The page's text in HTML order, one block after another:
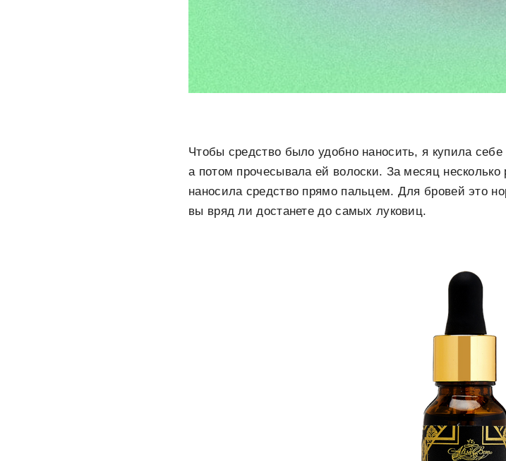
Чтобы средство было удобно наносить, я купила
а потом прочесывала ей волоски. За месяц несколько
наносила средство прямо пальцем. Для бровей это
вы вряд ли достанете до самых луковиц.